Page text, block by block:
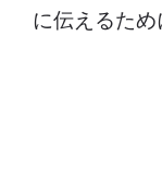
に伝えるため